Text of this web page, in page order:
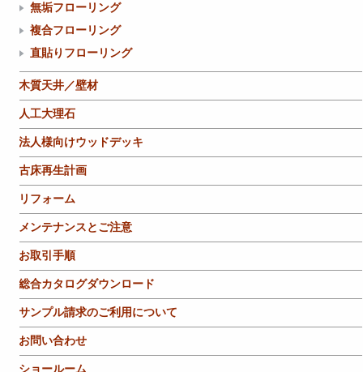
無垢フローリング
複合フローリング
直貼りフローリング
木質天井／壁材
人工大理石
法人様向けウッドデッキ
古床再生計画
リフォーム
メンテナンスとご注意
お取引手順
総合カタログダウンロード
サンプル請求のご利用について
お問い合わせ
ショールーム